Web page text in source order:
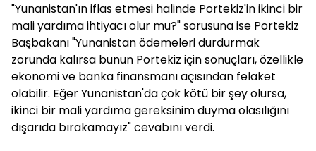
"Yunanistan'ın iflas etmesi halinde Portekiz'in ikinci bir
mali yardıma ihtiyacı olur mu?" sorusuna ise Portekiz
Başbakanı "Yunanistan ödemeleri durdurmak
zorunda kalırsa bunun Portekiz için sonuçları, özellikle
ekonomi ve banka finansmanı açısından felaket
olabilir. Eğer Yunanistan'da çok kötü bir şey olursa,
ikinci bir mali yardıma gereksinim duyma olasılığını
dışarıda bırakamayız" cevabını verdi.